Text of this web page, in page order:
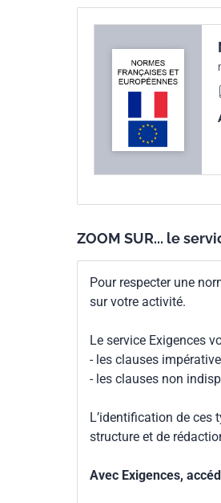
Codes ICS
Numéro de tirage
ZOOM SUR... le
Pour respecter une
sur votre activité.
Le service Exigences
- les clauses
- les clauses non
L’identification de ces
structure et de
Avec Exigences,